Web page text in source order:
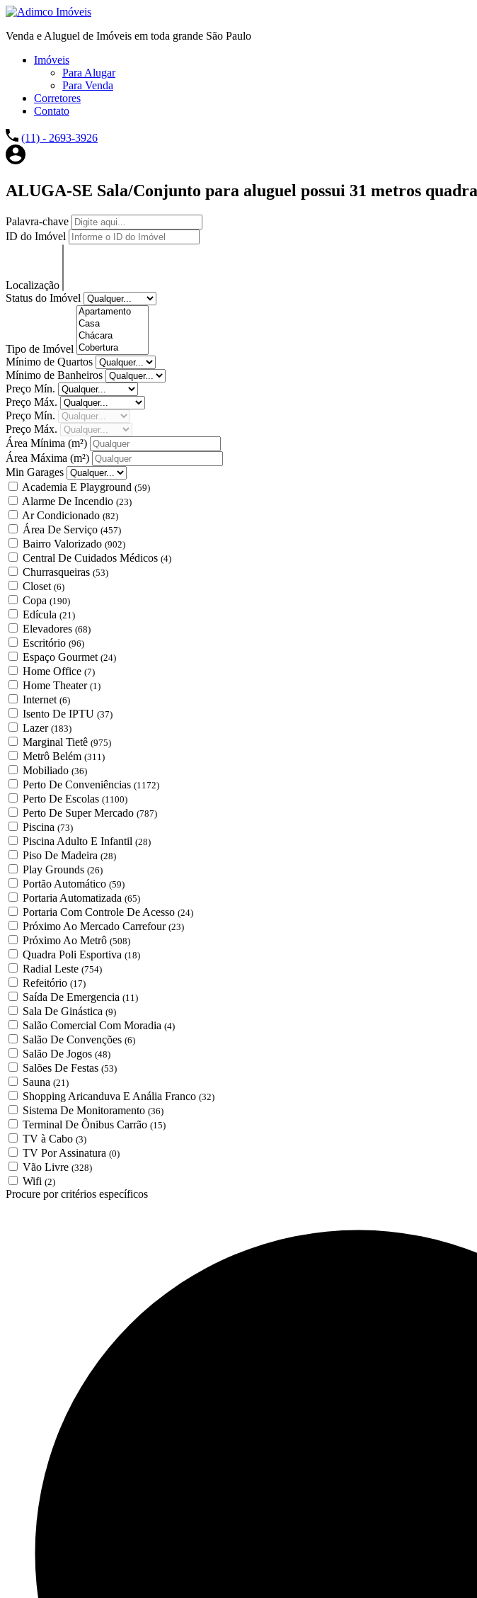
Venda e Aluguel de Imóveis em toda grande São Paulo
Imóveis
Para Alugar
Para Venda
Corretores
Contato
(11) - 2693-3926
ALUGA-SE Sala/Conjunto para aluguel possui 31 metros
Palavra-chave
ID do Imóvel
Localização
Status do Imóvel
Tipo de Imóvel
Mínimo de Quartos
Mínimo de Banheiros
Preço Mín.
Preço Máx.
Preço Mín.
Preço Máx.
Área Mínima (m²)
Área Máxima (m²)
Min Garages
Academia E Playground (59)
Alarme De Incendio (23)
Ar Condicionado (82)
Área De Serviço (457)
Bairro Valorizado (902)
Central De Cuidados Médicos (4)
Churrasqueiras (53)
Closet (6)
Copa (190)
Edícula (21)
Elevadores (68)
Escritório (96)
Espaço Gourmet (24)
Home Office (7)
Home Theater (1)
Internet (6)
Isento De IPTU (37)
Lazer (183)
Marginal Tietê (975)
Metrô Belém (311)
Mobiliado (36)
Perto De Conveniências (1172)
Perto De Escolas (1100)
Perto De Super Mercado (787)
Piscina (73)
Piscina Adulto E Infantil (28)
Piso De Madeira (28)
Play Grounds (26)
Portão Automático (59)
Portaria Automatizada (65)
Portaria Com Controle De Acesso (24)
Próximo Ao Mercado Carrefour (23)
Próximo Ao Metrô (508)
Quadra Poli Esportiva (18)
Radial Leste (754)
Refeitório (17)
Saída De Emergencia (11)
Sala De Ginástica (9)
Salão Comercial Com Moradia (4)
Salão De Convenções (6)
Salão De Jogos (48)
Salões De Festas (53)
Sauna (21)
Shopping Aricanduva E Anália Franco (32)
Sistema De Monitoramento (36)
Terminal De Ônibus Carrão (15)
TV à Cabo (3)
TV Por Assinatura (0)
Vão Livre (328)
Wifi (2)
Procure por critérios específicos